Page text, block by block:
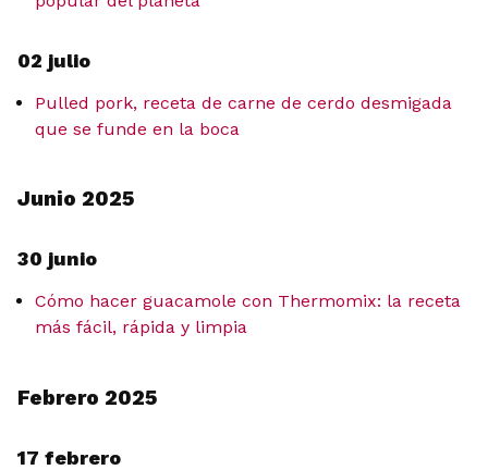
02 julio
Pulled pork, receta de carne de cerdo desmigada
que se funde en la boca
Junio 2025
30 junio
Cómo hacer guacamole con Thermomix: la receta
más fácil, rápida y limpia
Febrero 2025
17 febrero